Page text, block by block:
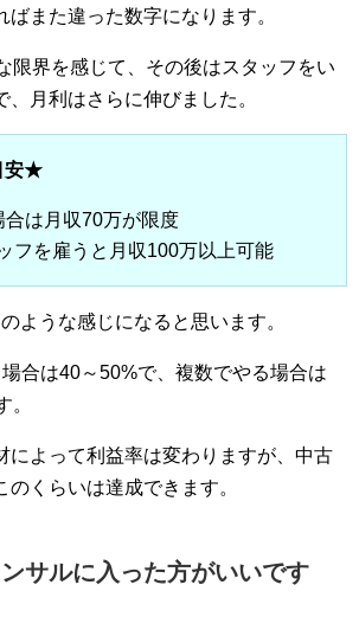
ばまた違った数字になります。
限界を感じて、その後はスタッフをい
月利はさらに伸びました。
安★
合は月収70万が限度
フを雇うと月収100万以上可能
ような感じになると思います。
合は40～50%で、複数でやる場合は
。
によって利益率は変わりますが、中古
くらいは達成できます。
サルに入った方がいいです